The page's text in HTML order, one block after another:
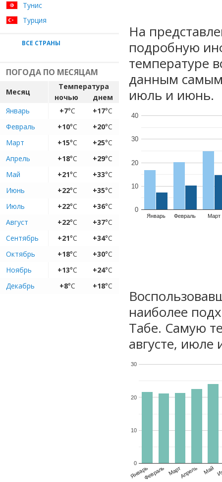
Тунис
Турция
ВСЕ СТРАНЫ
ПОГОДА ПО МЕСЯЦАМ
Месяц
Температура
ночью
днем
Январь
+7°C +17°C
Февраль
+10°C +20°C
Март
+15°C +25°C
Апрель
+18°C +29°C
Май
+21°C +33°C
Июнь
+22°C +35°C
Июль
+22°C +36°C
Август
+22°C +37°C
Сентябрь
+21°C +34°C
Октябрь
+18°C +30°C
Ноябрь
+13°C +24°C
Декабрь
+8°C +18°C
На
подробную
температуре
данным
июль и июнь.
Январь Февраль Март
0
10
20
30
40
наиболее
Табе. Самую
августе, июле
ЯнварьФевраль МартАпрель Май
0
10
20
30